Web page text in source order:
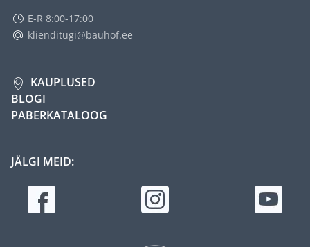
E-R 8:00-17:00
klienditugi@bauhof.ee
KAUPLUSED
BLOGI
PABERKATALOOG
JÄLGI MEID: